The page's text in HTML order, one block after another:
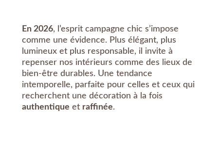
En 2026, l’esprit campagne chic s’impose
comme une évidence. Plus élégant, plus
lumineux et plus responsable, il invite à
repenser nos intérieurs comme des lieux de
bien-être durables. Une tendance
intemporelle, parfaite pour celles et ceux qui
recherchent une décoration à la fois
authentique et raffinée.